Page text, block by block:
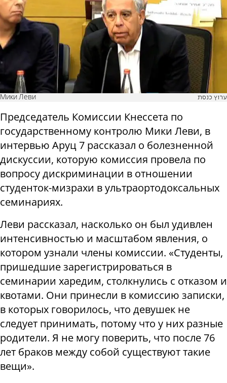
Мики Леви ערוץ כנסת
Председатель Комиссии Кнессета по
государственному контролю Мики Леви, в
интервью Аруц 7 рассказал о болезненной
дискуссии, которую комиссия провела по
вопросу дискриминации в отношении
студенток-мизрахи в ультраортодоксальных
семинариях.
Леви рассказал, насколько он был удивлен
интенсивностью и масштабом явления, о
котором узнали члены комиссии. «Студенты,
пришедшие зарегистрироваться в
семинарии харедим, столкнулись с отказом и
квотами. Они принесли в комиссию записки,
в которых говорилось, что девушек не
следует принимать, потому что у них разные
родители. Я не могу поверить, что после 76
лет браков между собой существуют такие
вещи».